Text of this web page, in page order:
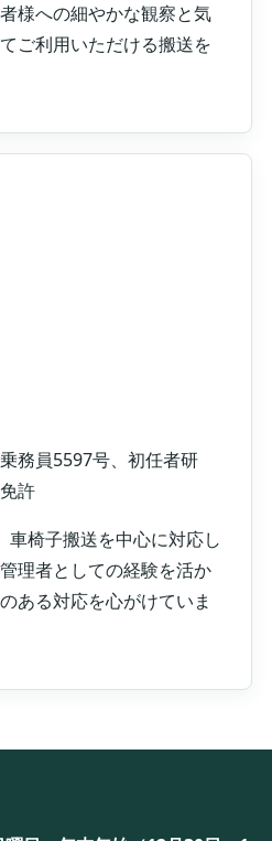
様への細やかな観察と気
ご利用いただける搬送を
務員5597号、初任者研
許
車椅子搬送を中心に対応し
理者としての経験を活か
ある対応を心がけていま